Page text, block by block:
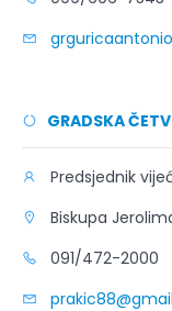
GRADSKA
Predsjednik
Biskupa
091/472-2000